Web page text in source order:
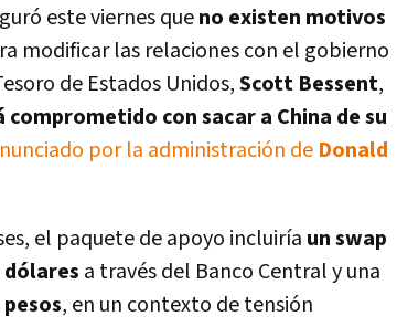
este viernes queno existen motivos
modificar las relaciones con el gobierno
de Estados Unidos,Scott Bessent,
con sacar a China de su
por la administración de Donald
el paquete de apoyo incluiría un swap
dólares a través del Banco Central y una
, en un contexto de tensión